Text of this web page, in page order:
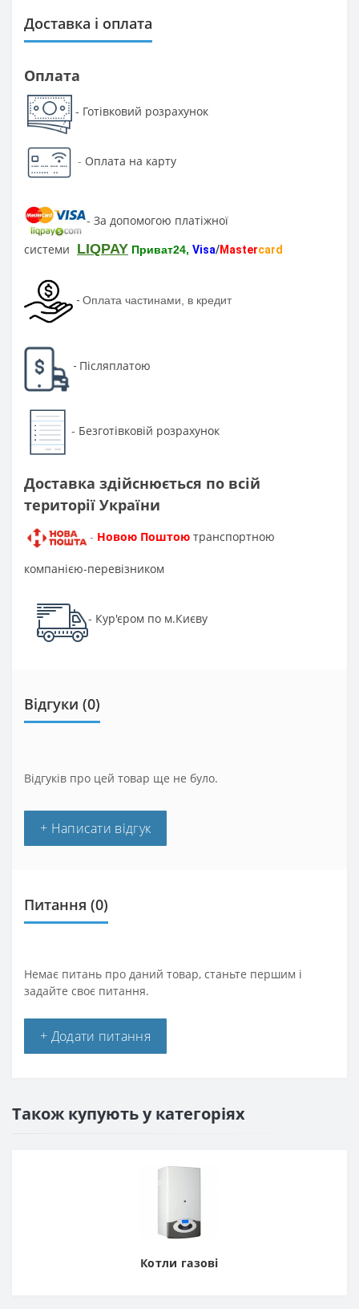
Доставка і оплата
Оплата
- Готівковий розрахунок
- Оплата на карту
- За допомогою платіжної
системи LIQPAY Приват24, Visa/Mastercard
- Оплата частинами, в кредит
- Післяплатою
- Безготівковій розрахунок
Доставка здійснюється по всій
території України
- Новою Поштою транспортною
компанією-перевізником
- Кур'єром по м.Києву
Відгуки (0)
Відгуків про цей товар ще не було.
+ Написати відгук
Питання (0)
Немає питань про даний товар, станьте першим і
задайте своє питання.
+ Додати питання
Також купують у категоріях
Котли газові